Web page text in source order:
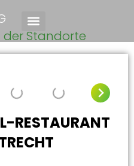
der Standorte
RESTAURANT